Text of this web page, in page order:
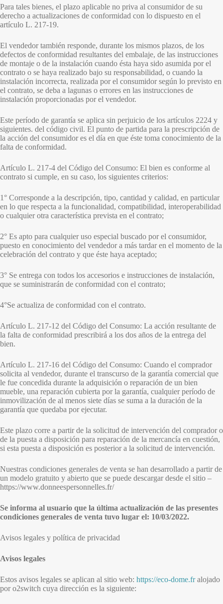
Para tales bienes, el plazo aplicable no priva al consumidor de su
derecho a actualizaciones de conformidad con lo dispuesto en el
artículo L. 217-19.
El vendedor también responde, durante los mismos plazos, de los
defectos de conformidad resultantes del embalaje, de las instrucciones
de montaje o de la instalación cuando ésta haya sido asumida por el
contrato o se haya realizado bajo su responsabilidad, o cuando la
instalación incorrecta, realizada por el consumidor según lo previsto en
el contrato, se deba a lagunas o errores en las instrucciones de
instalación proporcionadas por el vendedor.
Este período de garantía se aplica sin perjuicio de los artículos 2224 y
siguientes. del código civil. El punto de partida para la prescripción de
la acción del consumidor es el día en que éste toma conocimiento de la
falta de conformidad.
Artículo L. 217-4 del Código del Consumo: El bien es conforme al
contrato si cumple, en su caso, los siguientes criterios:
1° Corresponde a la descripción, tipo, cantidad y calidad, en particular
en lo que respecta a la funcionalidad, compatibilidad, interoperabilidad
o cualquier otra característica prevista en el contrato;
2° Es apto para cualquier uso especial buscado por el consumidor,
puesto en conocimiento del vendedor a más tardar en el momento de la
celebración del contrato y que éste haya aceptado;
3° Se entrega con todos los accesorios e instrucciones de instalación,
que se suministrarán de conformidad con el contrato;
4°Se actualiza de conformidad con el contrato.
Artículo L. 217-12 del Código del Consumo: La acción resultante de
la falta de conformidad prescribirá a los dos años de la entrega del
bien.
Artículo L. 217-16 del Código del Consumo: Cuando el comprador
solicita al vendedor, durante el transcurso de la garantía comercial que
le fue concedida durante la adquisición o reparación de un bien
mueble, una reparación cubierta por la garantía, cualquier período de
inmovilización de al menos siete días se suma a la duración de la
garantía que quedaba por ejecutar.
Este plazo corre a partir de la solicitud de intervención del comprador o
de la puesta a disposición para reparación de la mercancía en cuestión,
si esta puesta a disposición es posterior a la solicitud de intervención.
Nuestras condiciones generales de venta se han desarrollado a partir de
un modelo gratuito y abierto que se puede descargar desde el sitio –
https://www.donneespersonnelles.fr/
Se informa al usuario que la última actualización de las presentes
condiciones generales de venta tuvo lugar el: 10/03/2022.
Avisos legales y política de privacidad
Avisos legales
Estos avisos legales se aplican al sitio web: https://eco-dome.fralojado
por o2switch cuya dirección es la siguiente: